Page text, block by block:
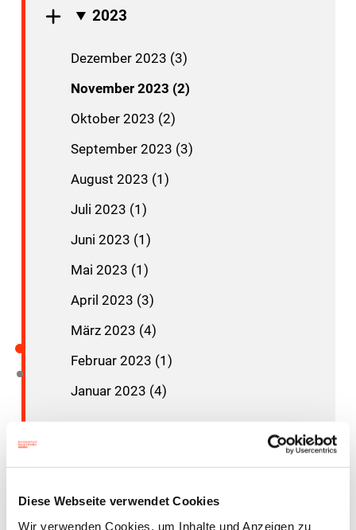
Diese Webseite verwendet Cookies
Wir verwenden Cookies, um Inhalte und Anzeigen zu
2023
Dezember 2023 (3)
November 2023 (2)
Oktober 2023 (2)
September 2023 (3)
August 2023 (1)
Juli 2023 (1)
Juni 2023 (1)
Mai 2023 (1)
April 2023 (3)
März 2023 (4)
Februar 2023 (1)
Januar 2023 (4)